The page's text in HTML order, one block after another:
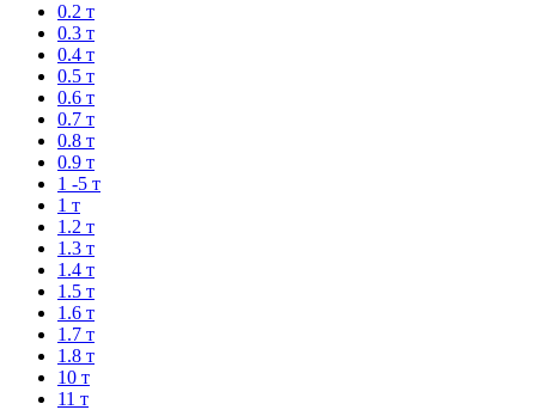
0.2 т
0.3 т
0.4 т
0.5 т
0.6 т
0.7 т
0.8 т
0.9 т
1 -5 т
1 т
1.2 т
1.3 т
1.4 т
1.5 т
1.6 т
1.7 т
1.8 т
10 т
11 т